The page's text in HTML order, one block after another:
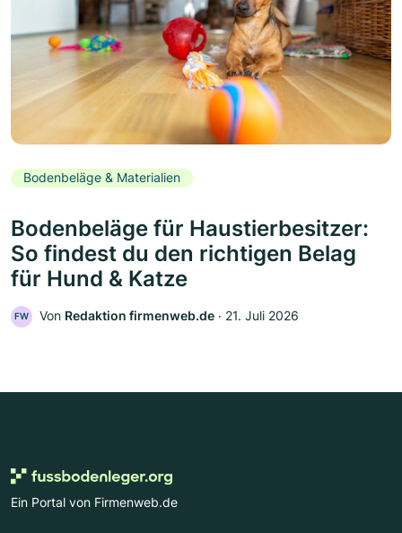
Bodenbeläge & Materialien
Bodenbeläge für Haustierbesitzer:
So findest du den richtigen Belag
für Hund & Katze
FW Von Redaktion firmenweb.de ‧ 21. Juli 2026
Ein Portal von Firmenweb.de